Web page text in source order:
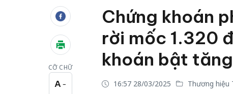
CỠ CHỮ
A −
Cỡ chữ nhỏ
Chứng khoán
rời mốc 1.320
khoán bật
16:57 28/03/2025 Thương hiệu